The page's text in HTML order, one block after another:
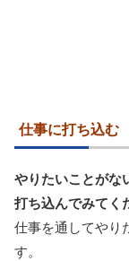
仕事に打ち込む
やりたいことがな
打ち込んでみてく
仕事を通してやり
す。